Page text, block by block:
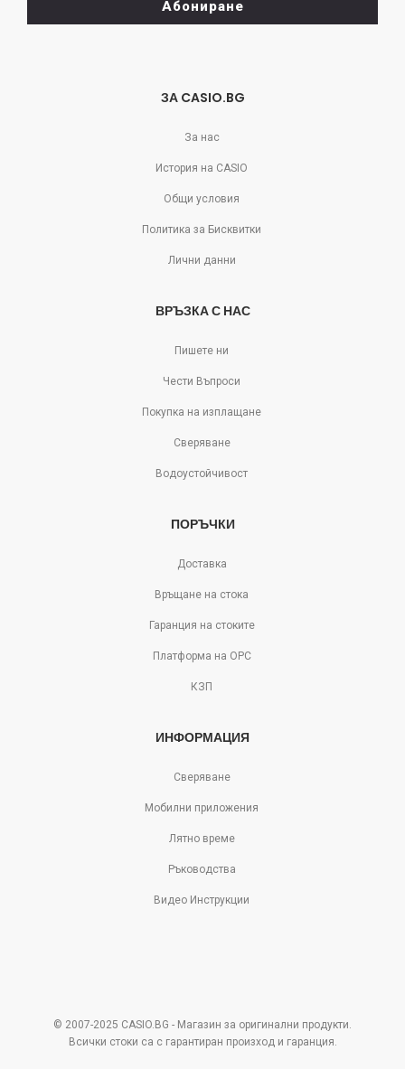
отпишете!
Абониране
ЗА CASIO.BG
За нас
История на CASIO
Общи условия
Политика за Бисквитки
Лични данни
ВРЪЗКА С НАС
Пишете ни
Чести Въпроси
Покупка на изплащане
Сверяване
Водоустойчивост
ПОРЪЧКИ
Доставка
Връщане на стока
Гаранция на стоките
Платформа на ОРС
КЗП
ИНФОРМАЦИЯ
Сверяване
Мобилни приложения
Лятно време
Ръководства
Видео Инструкции
© 2007-2025 CASIO.BG - Магазин за оригинални продукти.
Всички стоки са с гарантиран произход и гаранция.